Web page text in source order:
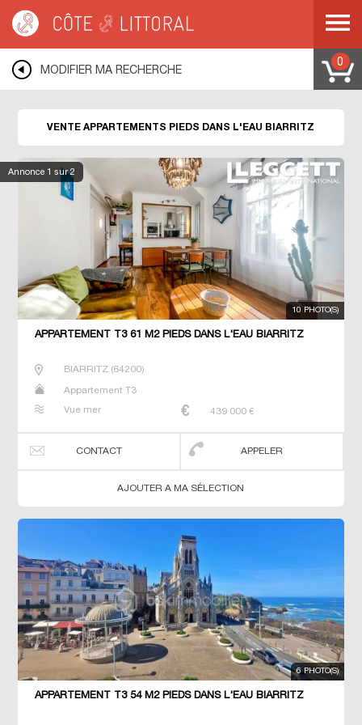
MODIFIER MA RECHERCHE
0
Annonce 1 sur 2
VENTE APPARTEMENTS PIEDS DANS L'EAU BIARRITZ
10 PHOTO(S)
APPARTEMENT T3 61 M2 PIEDS DANS L'EAU BIARRITZ
BIARRITZ(64200)
Appartement T3
Vue mer 439 000 €
CONTACT APPELER
AJOUTER A MA SÉLECTION
6 PHOTO(S)
APPARTEMENT T3 54 M2 PIEDS DANS L'EAU BIARRITZ